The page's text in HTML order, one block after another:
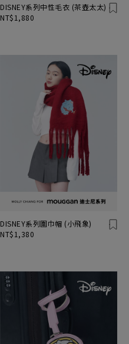
DISNEY系列中性毛衣 (茶壺太太)
NT$1,880
DISNEY系列圍巾帽 (小飛象)
NT$1,380